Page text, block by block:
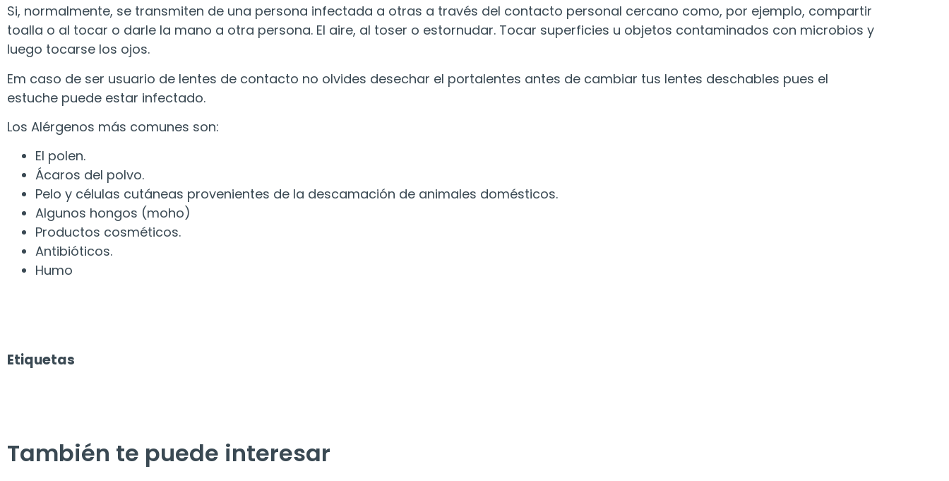
Si, normalmente, se transmiten de una persona infectada a otras a través del contacto personal cercano como, por ejemplo, compartir
toalla o al tocar o darle la mano a otra persona. El aire, al toser o estornudar. Tocar superficies u objetos contaminados con microbios y
luego tocarse los ojos.
Em caso de ser usuario de lentes de contacto no olvides desechar el portalentes antes de cambiar tus lentes deschables pues el
estuche puede estar infectado.
Los Alérgenos más comunes son:
El polen.
Ácaros del polvo.
Pelo y células cutáneas provenientes de la descamación de animales domésticos.
Algunos hongos (moho)
Productos cosméticos.
Antibióticos.
Humo
Etiquetas
También te puede interesar